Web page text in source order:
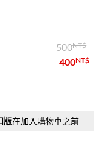
500NT$
400NT$
版在加入購物車之前